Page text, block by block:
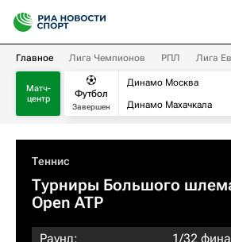
Главное Лига Чемпионов РПЛ Лига
Матч-
центр
Футбол
Завершен
Динамо Москва
Динамо Махачкала
Теннис
Турниры Большого
Open ATP
Раунд:
1/32